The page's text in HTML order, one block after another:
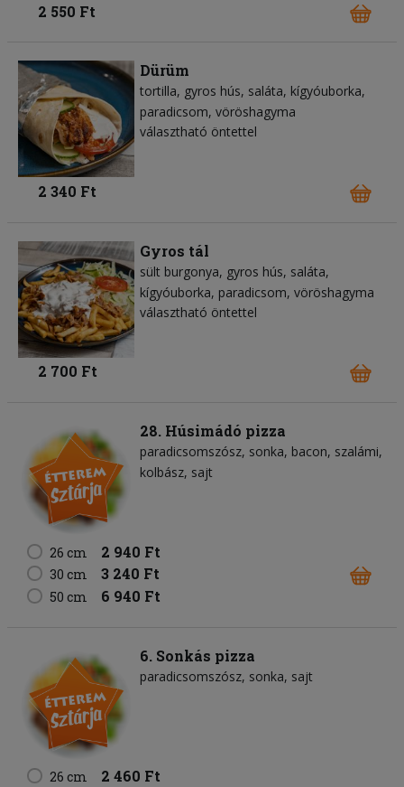
2 550 Ft
Dürüm
tortilla gyros hús saláta kígyóuborka
paradicsom vöröshagyma
választható öntettel
2 340 Ft
Gyros tál
sült burgonya gyros hús saláta
kígyóuborka paradicsom vöröshagyma
választható öntettel
2 700 Ft
28. Húsimádó pizza
paradicsomszósz sonka bacon szalámi
kolbász sajt
26 cm 2 940 Ft
30 cm 3 240 Ft
50 cm 6 940 Ft
6. Sonkás pizza
paradicsomszósz sonka sajt
26 cm 2 460 Ft